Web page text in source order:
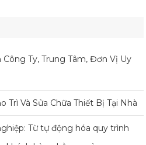
Công Ty, Trung Tâm, Đơn Vị Uy
Trì Và Sửa Chữa Thiết Bị Tại Nhà
Từ tự động hóa quy trình